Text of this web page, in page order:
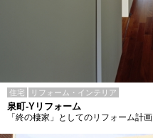
住宅 リフォーム・インテリア
泉町-Yリフォーム
「終の棲家」としてのリフォーム計画